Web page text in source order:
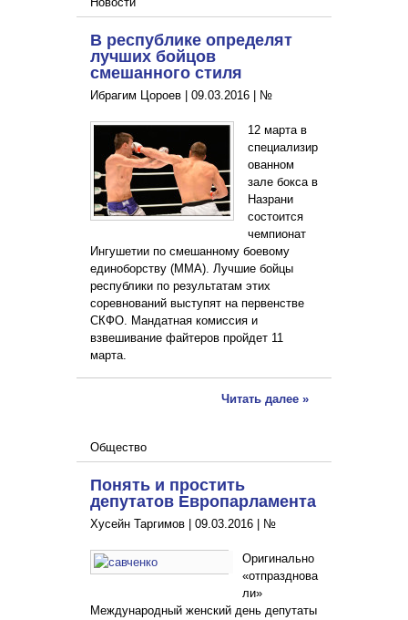
В республике определят
лучших бойцов
смешанного стиля
Ибрагим Цороев | 09.03.2016 №
12 марта в
специализир
ованном
зале бокса в
Назрани
состоится
чемпионат
Ингушетии по смешанному боевому
единоборству (ММА). Лучшие бойцы
республики по результатам этих
соревнований выступят на первенстве
СКФО. Мандатная комиссия и
взвешивание файтеров пройдет 11
марта.
Читать далее »
Общество
Понять и простить
депутатов Европарламента
Хусейн Таргимов | 09.03.2016 №
Оригинально
«отпразднова
ли»
Международный женский день депутаты